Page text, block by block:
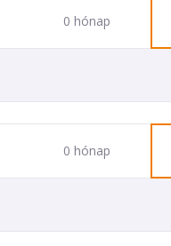
0 hónap
0 hónap